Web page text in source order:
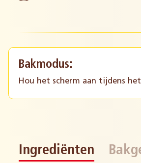
Bakmodus:
Hou het scherm aan tijdens
Ingrediënten